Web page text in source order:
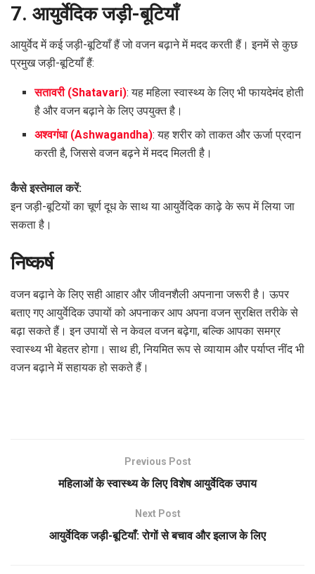
7. आयुर्वेदिक जड़ी-बूटियाँ
आयुर्वेद में कई जड़ी-बूटियाँ हैं जो वजन बढ़ाने में मदद करती हैं। इनमें से कुछ
प्रमुख जड़ी-बूटियाँ हैं:
सतावरी (Shatavari): यह महिला स्वास्थ्य के लिए भी फायदेमंद होती
है और वजन बढ़ाने के लिए उपयुक्त है।
अश्वगंधा (Ashwagandha): यह शरीर को ताकत और ऊर्जा प्रदान
करती है, जिससे वजन बढ़ने में मदद मिलती है।
कैसे इस्तेमाल करें:
इन जड़ी-बूटियों का चूर्ण दूध के साथ या आयुर्वेदिक काढ़े के रूप में लिया जा
सकता है।
निष्कर्ष
वजन बढ़ाने के लिए सही आहार और जीवनशैली अपनाना जरूरी है। ऊपर
बताए गए आयुर्वेदिक उपायों को अपनाकर आप अपना वजन सुरक्षित तरीके से
बढ़ा सकते हैं। इन उपायों से न केवल वजन बढ़ेगा, बल्कि आपका समग्र
स्वास्थ्य भी बेहतर होगा। साथ ही, नियमित रूप से व्यायाम और पर्याप्त नींद भी
वजन बढ़ाने में सहायक हो सकते हैं।
Previous Post
महिलाओं के स्वास्थ्य के लिए विशेष आयुर्वेदिक उपाय
Next Post
आयुर्वेदिक जड़ी-बूटियाँ: रोगों से बचाव और इलाज के लिए